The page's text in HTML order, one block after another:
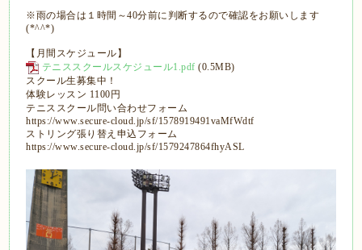
※雨の場合は１時間～40分前に判断するので確認をお願いします
(*^^*)
【月間スケジュール】
テニススクールスケジュール1.pdf (0.5MB)
スクール生募集中！
体験レッスン 1100円
テニススクール問い合わせフォーム
https://www.secure-cloud.jp/sf/1578919491vaMfWdtf
ストリング張り替え申込フォーム
https://www.secure-cloud.jp/sf/1579247864fhyASL